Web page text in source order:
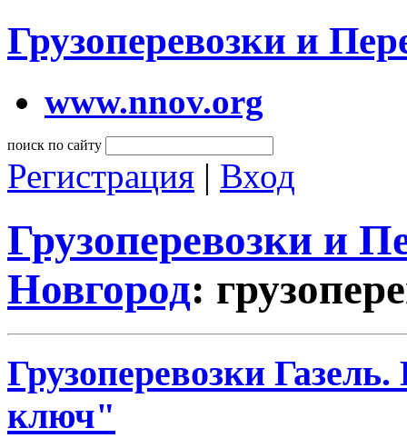
Грузоперевозки и
www.nnov.org
поиск по сайту
Регистрация | Вход
Грузоперевозки и
Новгород:
Грузоперевозки
ключ"